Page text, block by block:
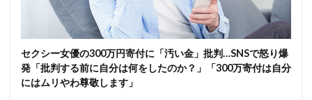
セクシー女優の300万円寄付に「汚い金」批判…SNSで怒り爆
発「批判する前に自分は何をしたのか？」「300万寄付は自分
にはムリやわ尊敬します」